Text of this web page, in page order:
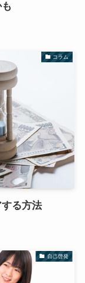
コラム
る方法
自己啓発